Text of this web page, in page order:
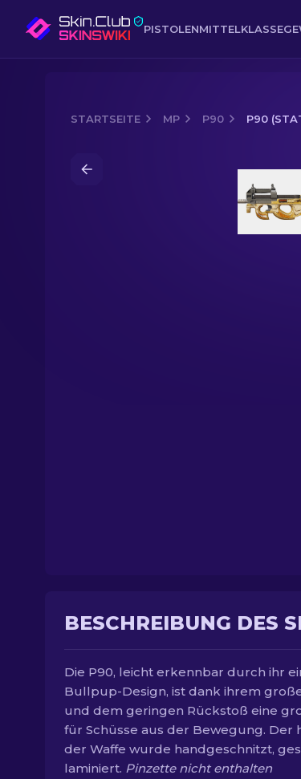
PISTOLENMITTELKLASSE
STARTSEITE MP P90 P90
BESCHREIBUNG DES
Die P90, leicht erkennbar durch ihr
Bullpup-Design, ist dank ihrem
und dem geringen Rückstoß eine
für Schüsse aus der Bewegung. Der
der Waffe wurde handgeschnitzt,
laminiert. Pinzette nicht enthalten